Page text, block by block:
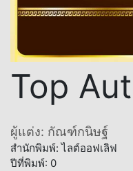
Top
ผู้แต่ง: กัณฑ์กนิษฐ์
สำนักพิมพ์: ไลต์ออฟเลิฟ
ปีที่พิมพ์: 0